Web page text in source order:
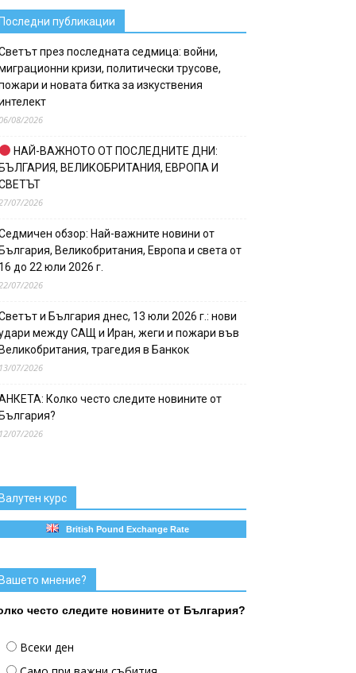
публикации
през последната седмица: войни,
кризи, политически трусове,
и новата битка за изкуствения
08/2026
НАЙ-ВАЖНОТО ОТ ПОСЛЕДНИТЕ ДНИ:
ВЕЛИКОБРИТАНИЯ, ЕВРОПА И
07/2026
обзор: Най-важните новини от
Великобритания, Европа и света от
до 22 юли 2026 г.
07/2026
и България днес, 13 юли 2026 г.: нови
между САЩ и Иран, жеги и пожари във
трагедия в Банкок
07/2026
Колко често следите новините от
07/2026
курс
British Pound Exchange Rate
мнение?
често следите новините от България?
Всеки ден